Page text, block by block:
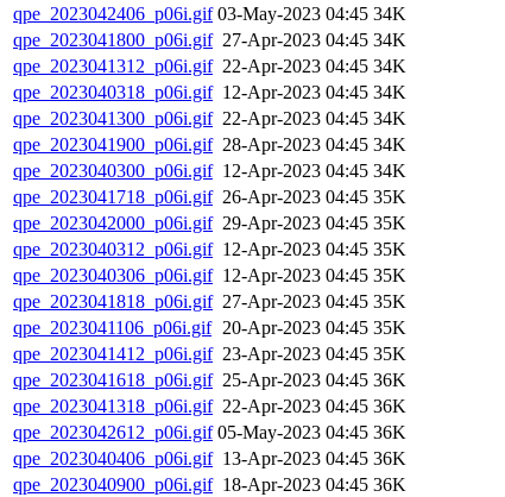
qpe_2023042406_p06i.gif 03-May-2023 04:45 34K
qpe_2023041800_p06i.gif 27-Apr-2023 04:45 34K
qpe_2023041312_p06i.gif 22-Apr-2023 04:45 34K
qpe_2023040318_p06i.gif 12-Apr-2023 04:45 34K
qpe_2023041300_p06i.gif 22-Apr-2023 04:45 34K
qpe_2023041900_p06i.gif 28-Apr-2023 04:45 34K
qpe_2023040300_p06i.gif 12-Apr-2023 04:45 34K
qpe_2023041718_p06i.gif 26-Apr-2023 04:45 35K
qpe_2023042000_p06i.gif 29-Apr-2023 04:45 35K
qpe_2023040312_p06i.gif 12-Apr-2023 04:45 35K
qpe_2023040306_p06i.gif 12-Apr-2023 04:45 35K
qpe_2023041818_p06i.gif 27-Apr-2023 04:45 35K
qpe_2023041106_p06i.gif 20-Apr-2023 04:45 35K
qpe_2023041412_p06i.gif 23-Apr-2023 04:45 35K
qpe_2023041618_p06i.gif 25-Apr-2023 04:45 36K
qpe_2023041318_p06i.gif 22-Apr-2023 04:45 36K
qpe_2023042612_p06i.gif 05-May-2023 04:45 36K
qpe_2023040406_p06i.gif 13-Apr-2023 04:45 36K
qpe_2023040900_p06i.gif 18-Apr-2023 04:45 36K